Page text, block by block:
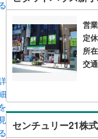
営
定
所
交通
センチュリー21株